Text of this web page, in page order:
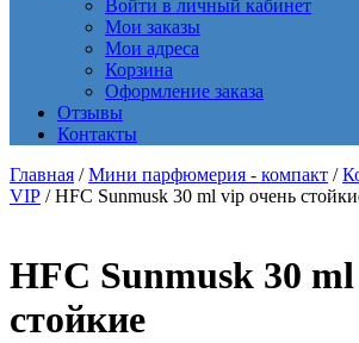
Войти в личный кабинет
Мои заказы
Мои адреса
Корзина
Оформление заказа
Отзывы
Контакты
Главная /Мини парфюмерия - компакт /
VIP / HFC Sunmusk 30 ml vip очень
HFC Sunmusk 30
стойкие